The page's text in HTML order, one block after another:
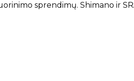
sprendimų. Shimano ir